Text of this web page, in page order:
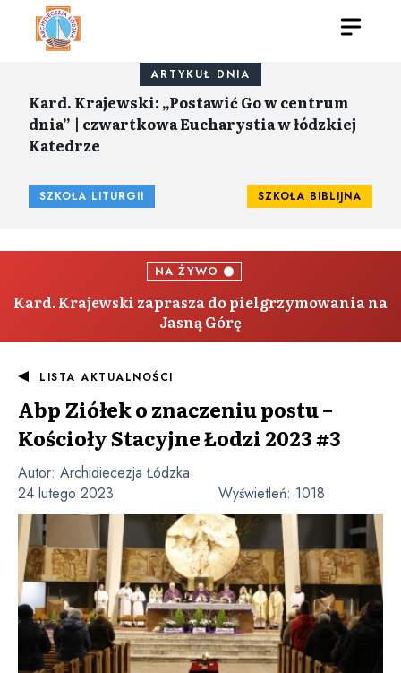
ARTYKUŁ DNIA
Kard. Krajewski: „Postawić Go w centrum
dnia” | czwartkowa Eucharystia w łódzkiej
Katedrze
SZKOŁA LITURGII SZKOŁA BIBLIJNA
NA ŻYWO
Kard. Krajewski zaprasza do pielgrzymowania na
Jasną Górę
LISTA AKTUALNOŚCI
Abp Ziółek o znaczeniu postu –
Kościoły Stacyjne Łodzi 2023 #3
Autor: Archidiecezja Łódzka
24 lutego 2023
Wyświetleń: 1018